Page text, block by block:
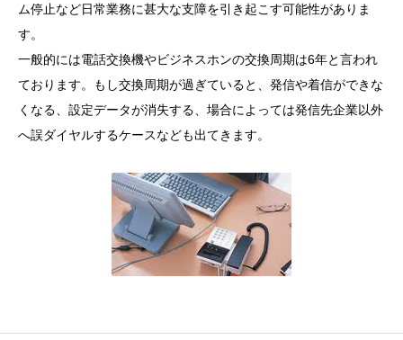
ム停止など日常業務に甚大な支障を引き起こす可能性がありま
す。
一般的には電話交換機やビジネスホンの交換周期は6年と言われ
ております。もし交換周期が過ぎていると、発信や着信ができな
くなる、設定データが消失する、場合によっては発信先企業以外
へ誤ダイヤルするケースなども出てきます。